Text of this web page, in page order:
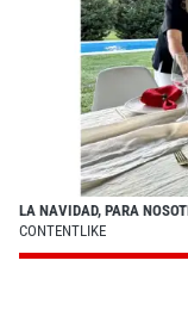
LA NAVIDAD, PARA
CONTENTLIKE